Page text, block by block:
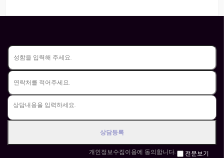
개인정보수집이용에 동의합니다. 전문보기